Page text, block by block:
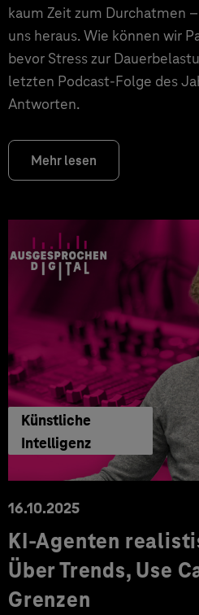
kaum Zeit zum Durchatmen
uns heraus. Wie können wir
bevor Stress zur
letzten Podcast-Folge des
Antworten.
Mehr lesen
Künstliche
Intelligenz
16.10.2025
KI-Agenten
Über Trends, Use
Grenzen